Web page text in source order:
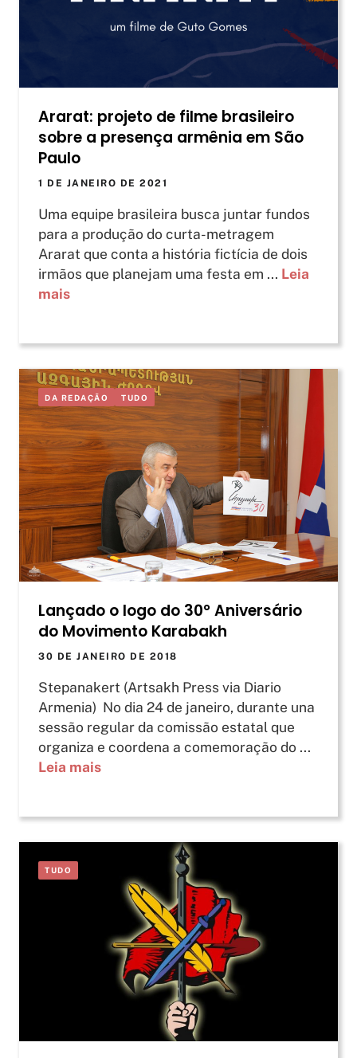
Ararat: projeto de filme brasileiro
sobre a presença armênia em São
Paulo
1 DE JANEIRO DE 2021
Uma equipe brasileira busca juntar fundos
para a produção do curta-metragem
Ararat que conta a história fictícia de dois
irmãos que planejam uma festa em ... Leia
mais
DA REDAÇÃO TUDO
Lançado o logo do 30° Aniversário
do Movimento Karabakh
30 DE JANEIRO DE 2018
Stepanakert (Artsakh Press via Diario
Armenia) No dia 24 de janeiro, durante una
sessão regular da comissão estatal que
organiza e coordena a comemoração do ...
Leia mais
TUDO